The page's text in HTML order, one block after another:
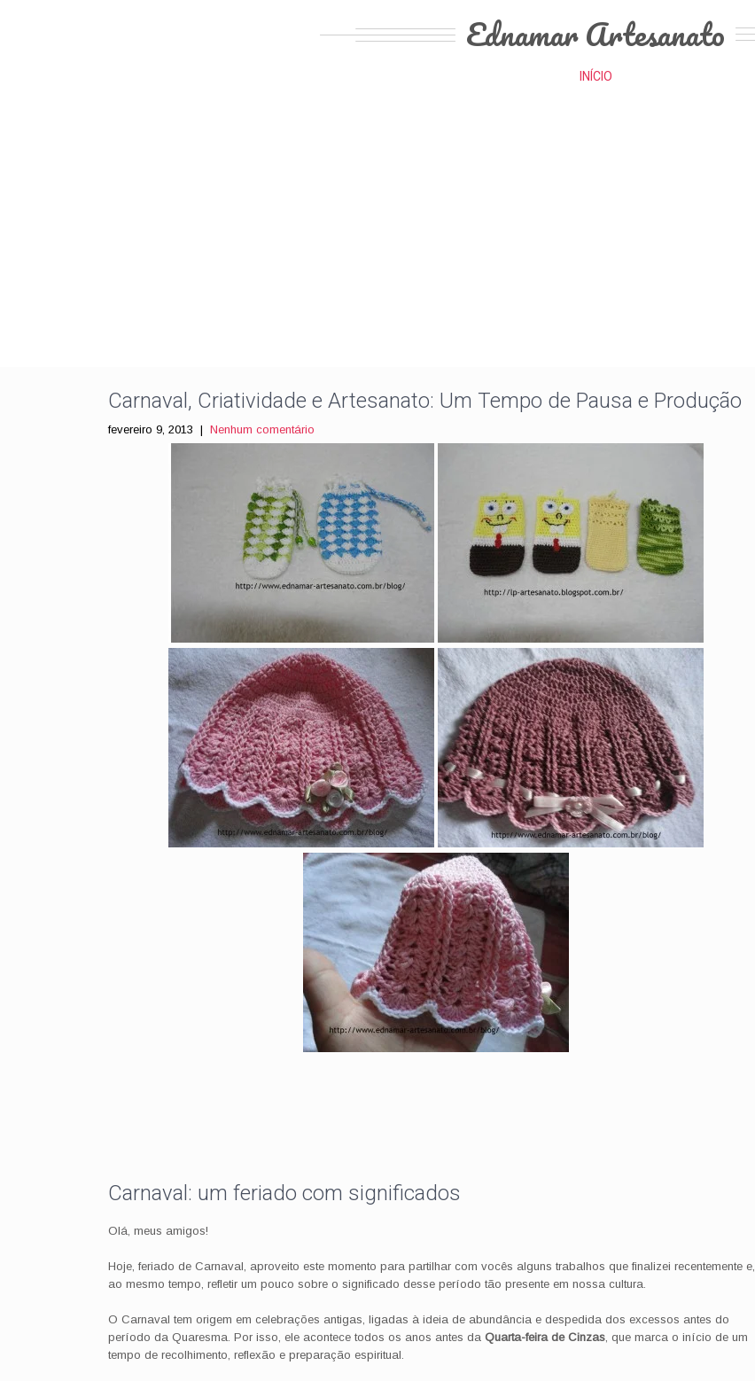
Ednamar Artesanato
INÍCIO
Carnaval, Criatividade e Artesanato: Um Tempo de Pausa e Produção
fevereiro 9, 2013 | Nenhum comentário
Carnaval: um feriado com significados
Olá, meus amigos!
Hoje, feriado de Carnaval, aproveito este momento para partilhar com vocês alguns trabalhos que finalizei recentemente e,
ao mesmo tempo, refletir um pouco sobre o significado desse período tão presente em nossa cultura.
O Carnaval tem origem em celebrações antigas, ligadas à ideia de abundância e despedida dos excessos antes do
período da Quaresma. Por isso, ele acontece todos os anos antes da Quarta-feira de Cinzas, que marca o início de um
tempo de recolhimento, reflexão e preparação espiritual.